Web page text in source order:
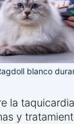
blanco
la
y